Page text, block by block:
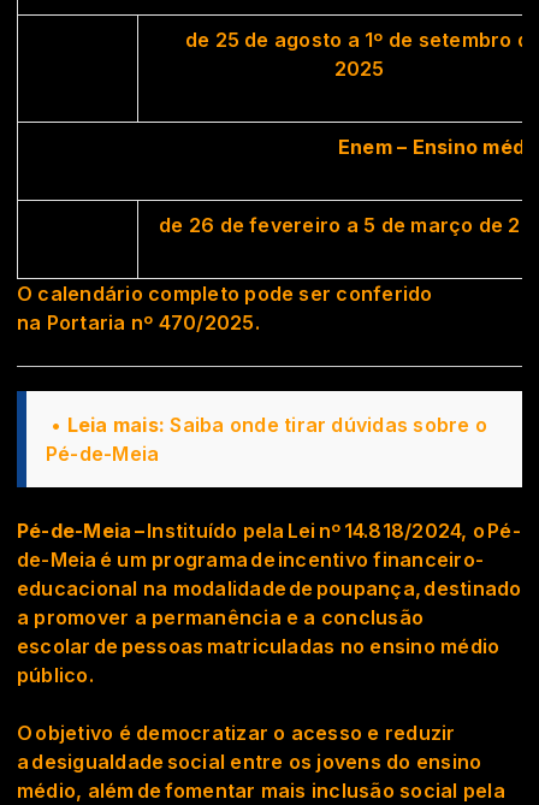
de 25 de agosto a 1º de setembro
2025
Enem – Ensino
de 26 de fevereiro a 5 de março de
O calendário completo pode ser conferido
na Portaria nº 470/2025.
• Leia mais:Saiba onde tirar dúvidas sobre o
Pé-de-Meia
Pé-de-Meia –Instituído pela Lei nº 14.818/2024, o Pé-
de-Meia é um programa de incentivo financeiro-
educacional na modalidade de poupança, destinado
a promover a permanência e a conclusão
escolar de pessoas matriculadas no ensino médio
público.
O objetivo é democratizar o acesso e reduzir
a desigualdade social entre os jovens do ensino
médio, além de fomentar mais inclusão social pela